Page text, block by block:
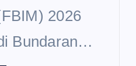
2026
Bundaran…